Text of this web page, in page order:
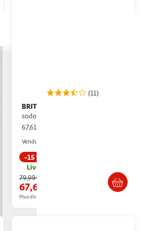
(11)
BRITA
sodaONE 1049249 - Noir
67,61€ / pce
Vendu par
-15 %
Livr. ou retrait dès 1/2 semaines
79,99€
67,61€
Plus d'offres à partir de